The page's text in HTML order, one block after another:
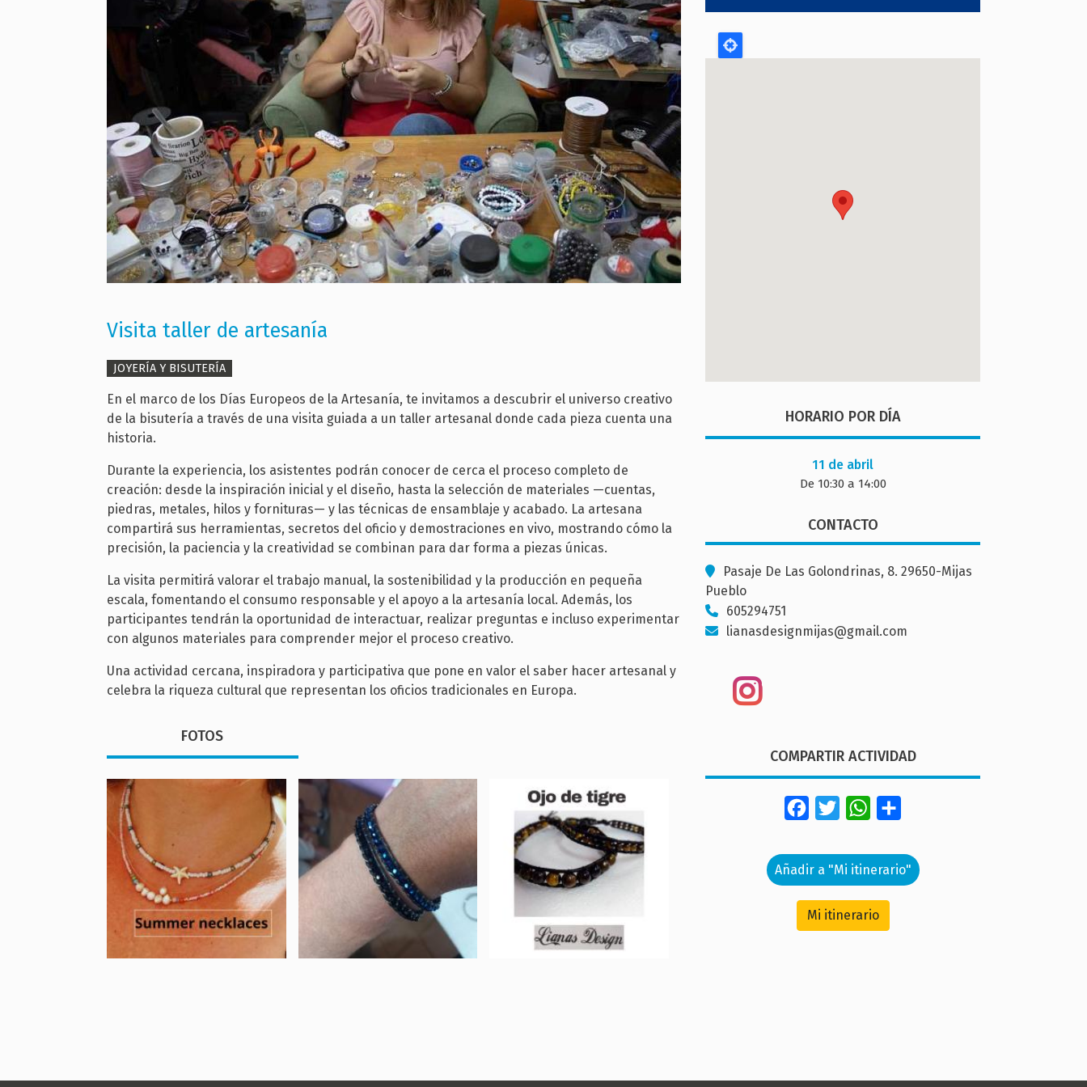
Visita taller de artesanía
JOYERÍA Y BISUTERÍA
En el marco de los Días Europeos de la Artesanía, te invitamos a descubrir el universo creativo
de la bisutería a través de una visita guiada a un taller artesanal donde cada pieza cuenta una
historia.
Durante la experiencia, los asistentes podrán conocer de cerca el proceso completo de
creación: desde la inspiración inicial y el diseño, hasta la selección de materiales —cuentas,
piedras, metales, hilos y fornituras— y las técnicas de ensamblaje y acabado. La artesana
compartirá sus herramientas, secretos del oficio y demostraciones en vivo, mostrando cómo la
precisión, la paciencia y la creatividad se combinan para dar forma a piezas únicas.
La visita permitirá valorar el trabajo manual, la sostenibilidad y la producción en pequeña
escala, fomentando el consumo responsable y el apoyo a la artesanía local. Además, los
participantes tendrán la oportunidad de interactuar, realizar preguntas e incluso experimentar
con algunos materiales para comprender mejor el proceso creativo.
Una actividad cercana, inspiradora y participativa que pone en valor el saber hacer artesanal y
celebra la riqueza cultural que representan los oficios tradicionales en Europa.
FOTOS
HORARIO POR DÍA
11 de abril
De 10:30 a 14:00
CONTACTO
Pasaje De Las Golondrinas, 8. 29650-Mijas
Pueblo
605294751
lianasdesignmijas@gmail.com
COMPARTIR ACTIVIDAD
Facebook
Twitter WhatsApp
Añadir a "Mi itinerario"
Mi itinerario